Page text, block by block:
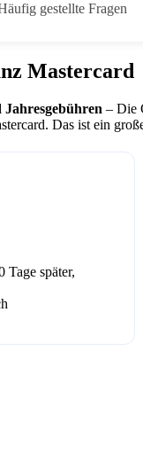
gestellte Fragen
Mastercard
– Die
Das ist ein
später,